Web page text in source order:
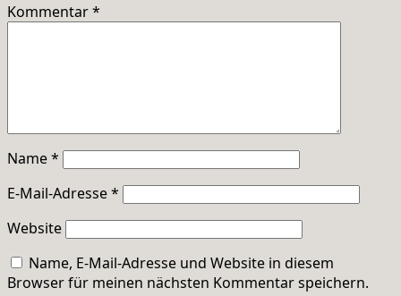
Kommentar*
Name*
E-Mail-Adresse*
Website
Name, E-Mail-Adresse und Website in diesem
Browser für meinen nächsten Kommentar speichern.